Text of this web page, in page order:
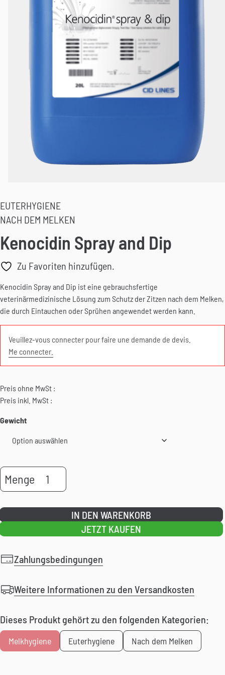
EUTERHYGIENE
NACH DEM MELKEN
Kenocidin Spray and Dip
Zu Favoriten hinzufügen.
Kenocidin Spray and Dip ist eine gebrauchsfertige
veterinärmedizinische Lösung zum Schutz der Zitzen nach dem Melken,
die durch Eintauchen oder Sprühen angewendet werden kann.
Veuillez-vous connecter pour faire une demande de devis.
Me connecter.
Preis ohne MwSt :
Preis inkl. MwSt :
Gewicht
Menge Kenocidin
Spray
and
IN DEN WARENKORB
JETZT KAUFEN
Zahlungsbedingungen
Weitere Informationen zu den Versandkosten
Dieses Produkt gehört zu den folgenden Kategorien:
Melkhygiene Euterhygiene Nach dem Melken